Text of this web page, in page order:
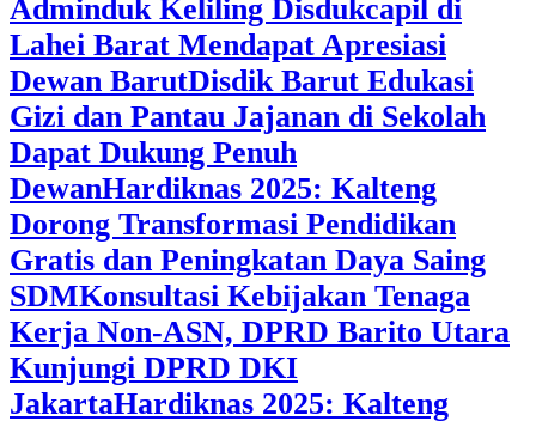
Adminduk Keliling Disdukcapil di
Lahei Barat Mendapat Apresiasi
Dewan BarutDisdik Barut Edukasi
Gizi dan Pantau Jajanan di Sekolah
Dapat Dukung Penuh
DewanHardiknas 2025: Kalteng
Dorong Transformasi Pendidikan
Gratis dan Peningkatan Daya Saing
SDMKonsultasi Kebijakan Tenaga
Kerja Non-ASN, DPRD Barito Utara
Kunjungi DPRD DKI
JakartaHardiknas 2025: Kalteng